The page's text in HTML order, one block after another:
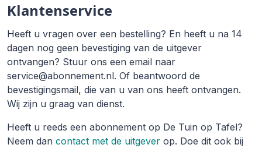
Klantenservice
Heeft u vragen over een bestelling? En heeft u na 14
dagen nog geen bevestiging van de uitgever
ontvangen? Stuur ons een email naar
service@abonnement.nl. Of beantwoord de
bevestigingsmail, die van u van ons heeft ontvangen.
Wij zijn u graag van dienst.
Heeft u reeds een abonnement op De Tuin op Tafel?
Neem dan contact met de uitgever op. Doe dit ook bij